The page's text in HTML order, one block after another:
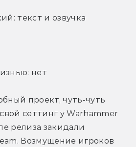
текст и озвучка
нет
проект, чуть-чуть
сеттинг у Warhammer
релиза закидали
Возмущение игроков